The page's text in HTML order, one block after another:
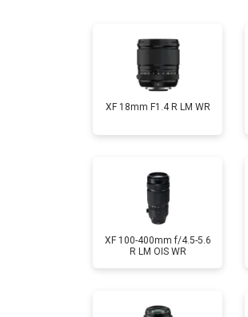
XF 18mm F1.4 R LM WR
XF 100-400mm f/4.5-5.6
R LM OIS WR